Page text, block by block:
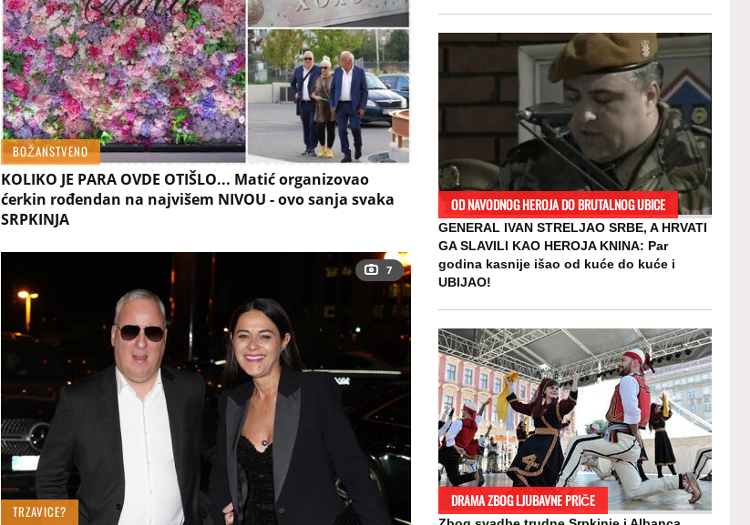
BOŽANSTVENO
KOLIKO JE PARA OVDE OTIŠLO... Matić organizovao
ćerkin rođendan na najvišem NIVOU - ovo sanja svaka
SRPKINJA
7
TRZAVICE?
OD NAVODNOG HEROJA DO BRUTALNOG UBICE
GENERAL IVAN STRELJAO SRBE, A HRVATI
GA SLAVILI KAO HEROJA KNINA: Par
godina kasnije išao od kuće do kuće i
UBIJAO!
DRAMA ZBOG LJUBAVNE PRIČE